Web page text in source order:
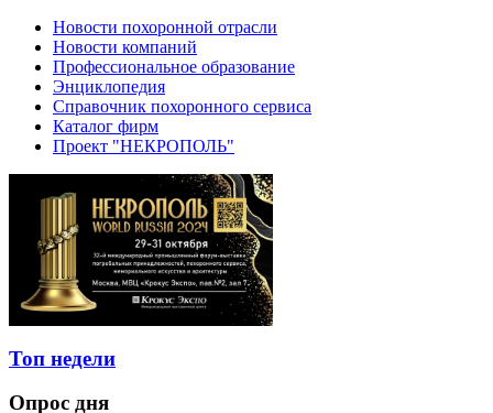
Новости похоронной отрасли
Новости компаний
Профессиональное образование
Энциклопедия
Справочник похоронного сервиса
Каталог фирм
Проект "НЕКРОПОЛЬ"
Топ недели
Опрос дня